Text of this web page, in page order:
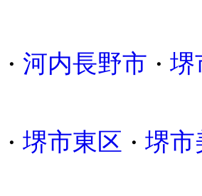
・ 河内長野市 ・ 堺
・ 堺市東区 ・ 堺市